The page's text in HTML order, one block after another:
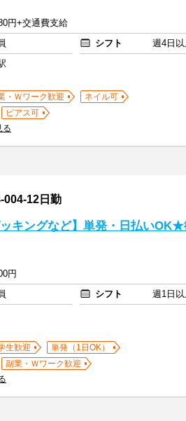
円+交通費支給
シフト
週4日
・Ｗワーク歓迎
ネイル可
ピアス可
る
004-12日勤
ッキングなど】単発・日払い
円
シフト
生歓迎
単発（1日OK）
副業・Ｗワーク歓迎